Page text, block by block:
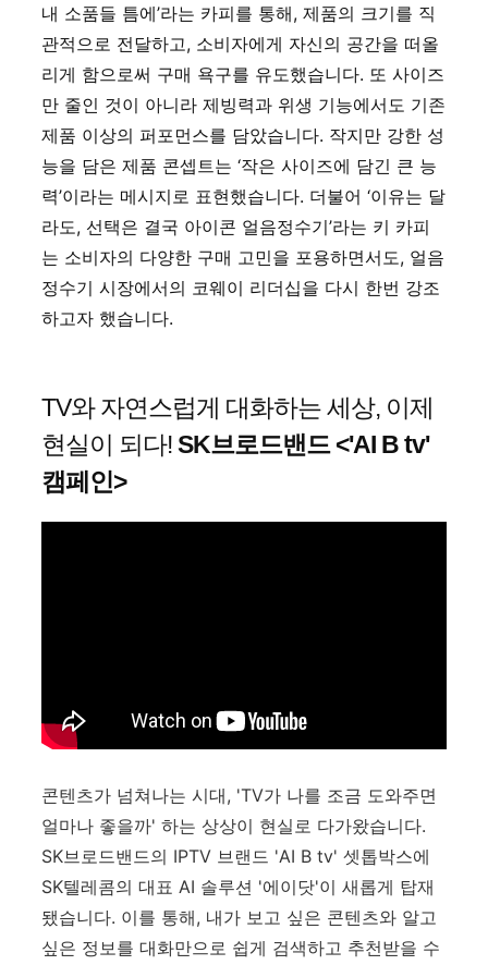
내 소품들 틈에’라는 카피를 통해, 제품의 크기를 직
관적으로 전달하고, 소비자에게 자신의 공간을 떠올
리게 함으로써 구매 욕구를 유도했습니다. 또 사이즈
만 줄인 것이 아니라 제빙력과 위생 기능에서도 기존
제품 이상의 퍼포먼스를 담았습니다. 작지만 강한 성
능을 담은 제품 콘셉트는 ‘작은 사이즈에 담긴 큰 능
력’이라는 메시지로 표현했습니다. 더불어 ‘이유는 달
라도, 선택은 결국 아이콘 얼음정수기’라는 키 카피
는 소비자의 다양한 구매 고민을 포용하면서도, 얼음
정수기 시장에서의 코웨이 리더십을 다시 한번 강조
하고자 했습니다.
TV와 자연스럽게 대화하는 세상, 이제
현실이 되다!SK브로드밴드<'AI B tv'
캠페인>
콘텐츠가 넘쳐나는 시대, 'TV가 나를 조금 도와주면
얼마나 좋을까' 하는 상상이 현실로 다가왔습니다.
SK브로드밴드의 IPTV 브랜드 'AI B tv' 셋톱박스에
SK텔레콤의 대표 AI 솔루션 '에이닷'이 새롭게 탑재
됐습니다. 이를 통해, 내가 보고 싶은 콘텐츠와 알고
싶은 정보를 대화만으로 쉽게 검색하고 추천받을 수